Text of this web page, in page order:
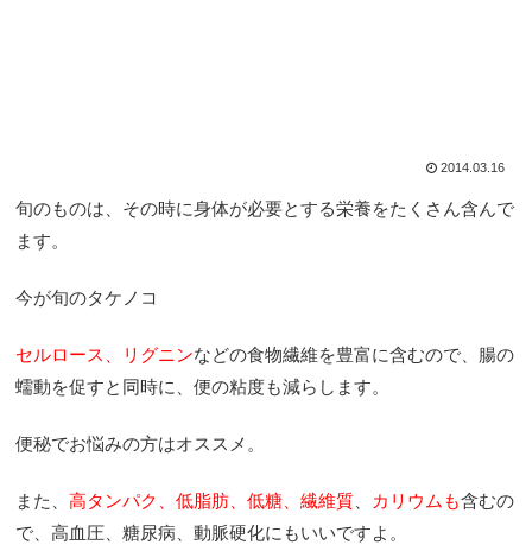
2014.03.16
旬のものは、その時に身体が必要とする栄養をたくさん含んで
ます。
今が旬のタケノコ
セルロース、リグニンなどの食物繊維を豊富に含むので、腸の
蠕動を促すと同時に、便の粘度も減らします。
便秘でお悩みの方はオススメ。
また、 高タンパク、低脂肪、低糖、繊維質 カリウムも含むの
で、高血圧、糖尿病、動脈硬化にもいいですよ。